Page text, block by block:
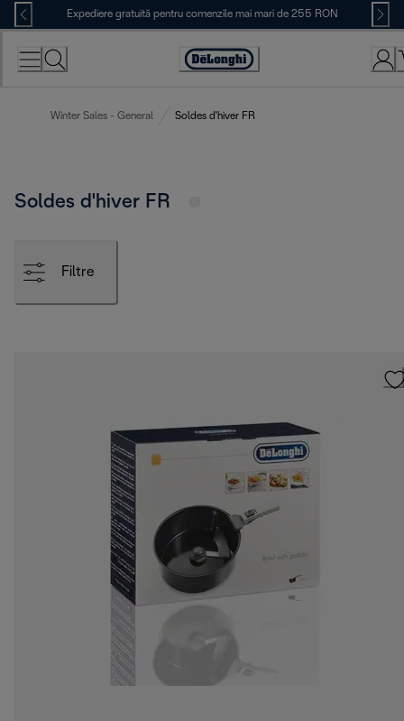
Skip
to
Content
Expediere gratuită pentru comenzile mai mari de 255 RON
Accessibility
Winter Sales - General Soldes d'hiver FR
Soldes d'hiver FR
Filtre